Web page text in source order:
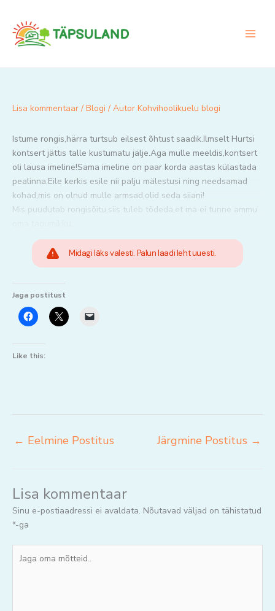
content
Lisa kommentaar / Blogi / Autor Kohvihoolikuelu blogi
Istume rongis,härra turtsub eilsest õhtust saadik.Ilmselt Hurtsi
kontsert jättis talle kustumatu jälje.Aga mulle meeldis,kontsert
oli lausa imeline!Sama imeline on paar korda aastas külastada
pealinna.Eile kerkis esile nii palju mälestusi ning needsamad
kohad,mis on olnud mulle armsad,olid seda siiani!
Mis puudutab rongisõitu,siis tuleb tõdeda,et ma ei tunne ammu
Midagi läks valesti. Palun laadi leht uuesti.
Jaga postitust
Like this:
← Eelmine Postitus Järgmine Postitus →
Lisa kommentaar
Sinu e-postiaadressi ei avaldata. Nõutavad väljad on tähistatud
*-ga
oma